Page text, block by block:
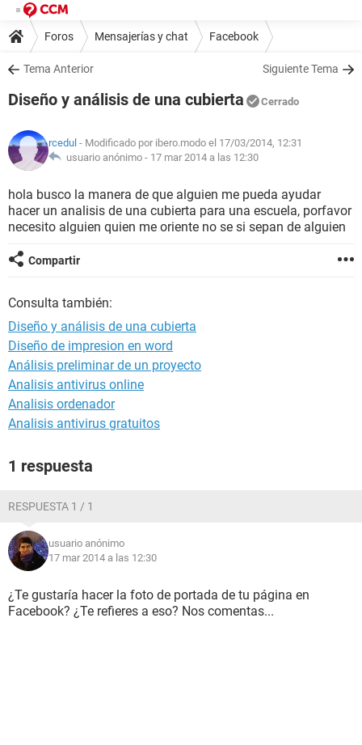
Foros Mensajerías y chat Facebook
Tema Anterior Siguiente Tema
Diseño y análisis de una cubierta Cerrado
rcedul - Modificado por ibero.modo el 17/03/2014, 12:31
usuario anónimo - 17 mar 2014 a las 12:30
hola busco la manera de que alguien me pueda ayudar
hacer un analisis de una cubierta para una escuela, porfavor
necesito alguien quien me oriente no se si sepan de alguien
Compartir
Consulta también:
Diseño y análisis de una cubierta
Diseño de impresion en word
Análisis preliminar de un proyecto
Analisis antivirus online
Analisis ordenador
Analisis antivirus gratuitos
1 respuesta
RESPUESTA 1 / 1
usuario anónimo
17 mar 2014 a las 12:30
¿Te gustaría hacer la foto de portada de tu página en
Facebook? ¿Te refieres a eso? Nos comentas...